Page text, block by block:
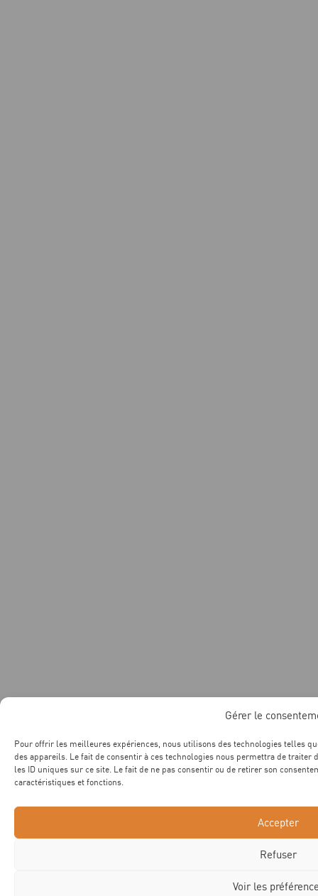
Gérer le
Pour offrir les meilleures expériences, nous utilisons des technologies telles
des appareils. Le fait de consentir à ces technologies nous permettra de traiter
les ID uniques sur ce site. Le fait de ne pas consentir ou de retirer son
caractéristiques et fonctions.
Accepter
Refuser
Voir les